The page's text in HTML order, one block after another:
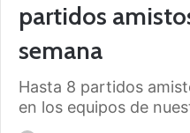
partidos
semana
Hasta 8 partidos
en los equipos de